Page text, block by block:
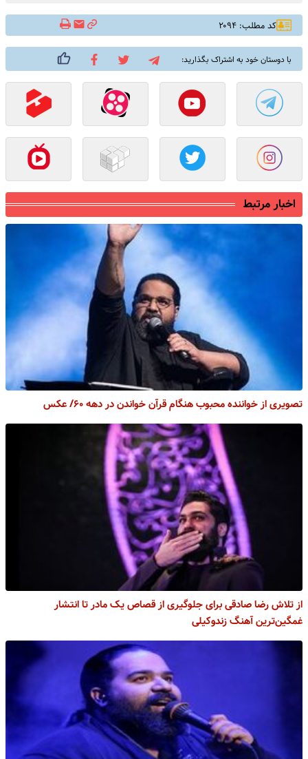
کد مطلب: ۲۰۹۴
با دوستان خود به اشتراک بگذارید:
اخبار مرتبط
تصویری از خواننده محبوب هنگام قرآن خواندن در دهه ۶۰/ عکس
از تلاش رضا صادقی برای جلوگیری از قصاص یک مادر تا انتشار
غمگین‌ترین آهنگ زندوکیلی